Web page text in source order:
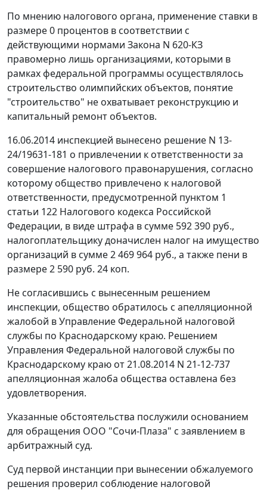
По мнению налогового органа, применение ставки в
размере 0 процентов в соответствии с
действующими нормами Закона N 620-КЗ
правомерно лишь организациями, которыми в
рамках федеральной программы осуществлялось
строительство олимпийских объектов, понятие
"строительство" не охватывает реконструкцию и
капитальный ремонт объектов.
16.06.2014 инспекцией вынесено решение N 13-
24/19631-181 о привлечении к ответственности за
совершение налогового правонарушения, согласно
которому общество привлечено к налоговой
ответственности, предусмотренной пунктом 1
статьи 122 Налогового кодекса Российской
Федерации, в виде штрафа в сумме 592 390 руб.,
налогоплательщику доначислен налог на имущество
организаций в сумме 2 469 964 руб., а также пени в
размере 2 590 руб. 24 коп.
Не согласившись с вынесенным решением
инспекции, общество обратилось с апелляционной
жалобой в Управление Федеральной налоговой
службы по Краснодарскому краю. Решением
Управления Федеральной налоговой службы по
Краснодарскому краю от 21.08.2014 N 21-12-737
апелляционная жалоба общества оставлена без
удовлетворения.
Указанные обстоятельства послужили основанием
для обращения ООО "Сочи-Плаза" с заявлением в
арбитражный суд.
Суд первой инстанции при вынесении обжалуемого
решения проверил соблюдение налоговой